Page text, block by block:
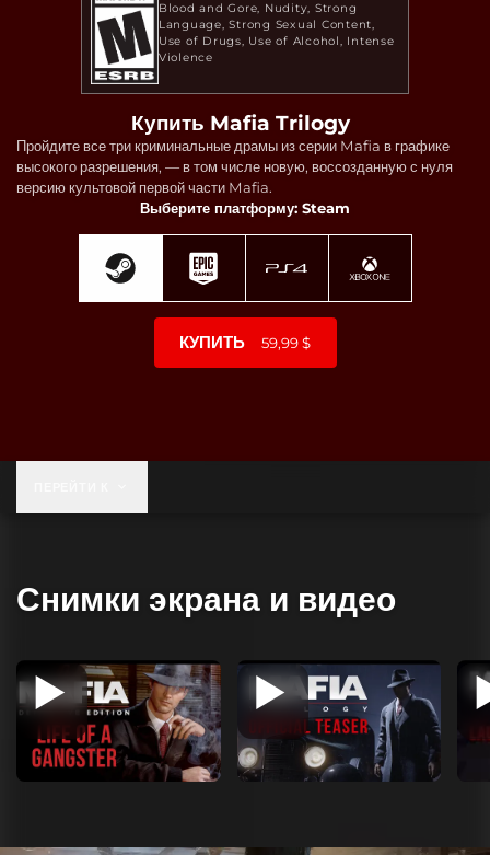
Blood and Gore Nudity Strong
Language Strong Sexual Content
Use of Drugs
Use of Alcohol
Intense
Violence
Купить Mafia Trilogy
Пройдите все три криминальные драмы из серии Mafia в графике
высокого разрешения, — в том числе новую, воссозданную с нуля
версию культовой первой части Mafia.
Выберите платформу: Steam
КУПИТЬ 59,99 $
Снимки экрана и видео